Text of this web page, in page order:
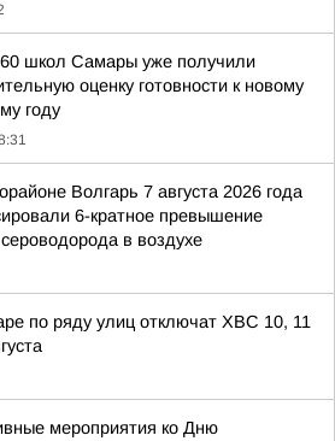
школ Самары уже получили
оценку готовности к новому
году
Волгарь 7 августа 2026 года
6-кратное превышение
в воздухе
по ряду улиц отключат ХВС 10, 11
мероприятия ко Дню